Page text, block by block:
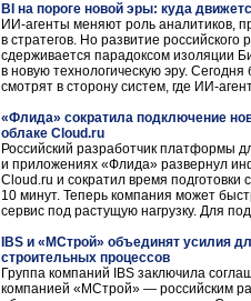
BI на пороге новой эры: куда
ИИ-агенты меняют роль аналитиков,
в стратегов. Но развитие
сдерживается парадоксом изоляции
в новую технологическую эру. Сегодня
смотрят в сторону систем, где ИИ-
«Флида» сократила подключение
облаке Cloud.ru
Российский разработчик платформы
и приложениях «Флида» развернул
Cloud.ru и сократил время подготовки
10 минут. Теперь компания может
сервис под растущую нагрузку. Для
IBS и «МСтрой» объединят усилия
строительных процессов
Группа компаний IBS заключила
компанией «МСтрой» — российским